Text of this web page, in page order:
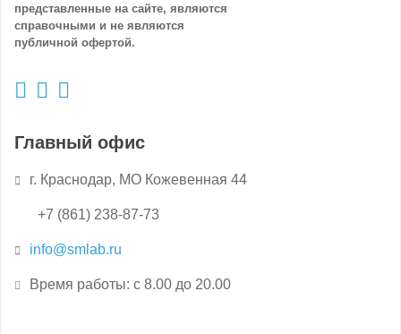
представленные на сайте, являются
справочными и не являются
публичной офертой.
Главный офис
г. Краснодар, МО Кожевенная 44
+7 (861) 238-87-73
info@smlab.ru
Время работы: с 8.00 до 20.00